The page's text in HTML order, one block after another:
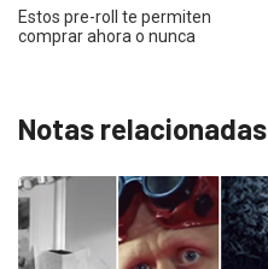
Estos pre-roll te permiten
comprar ahora o nunca
Notas relacionadas